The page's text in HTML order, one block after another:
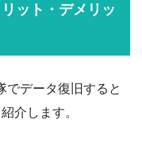
ット・デメリッ
でデータ復旧すると
介します。